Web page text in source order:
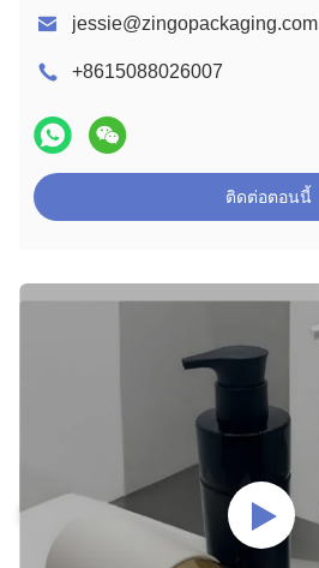
jessie@zingopackaging.com
+8615088026007
ติดต่อตอนนี้